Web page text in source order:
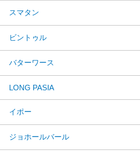
スマタン
ビントゥル
バターワース
LONG PASIA
イポー
ジョホールバール